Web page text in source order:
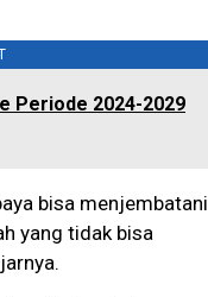
Periode 2024-2029
bisa menjembatani
yang tidak bisa